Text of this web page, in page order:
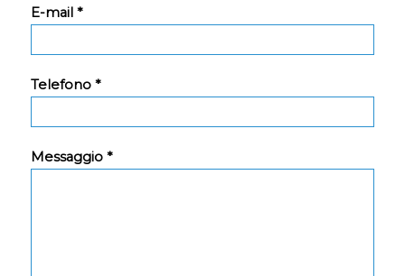
E-mail *
Telefono *
Messaggio *